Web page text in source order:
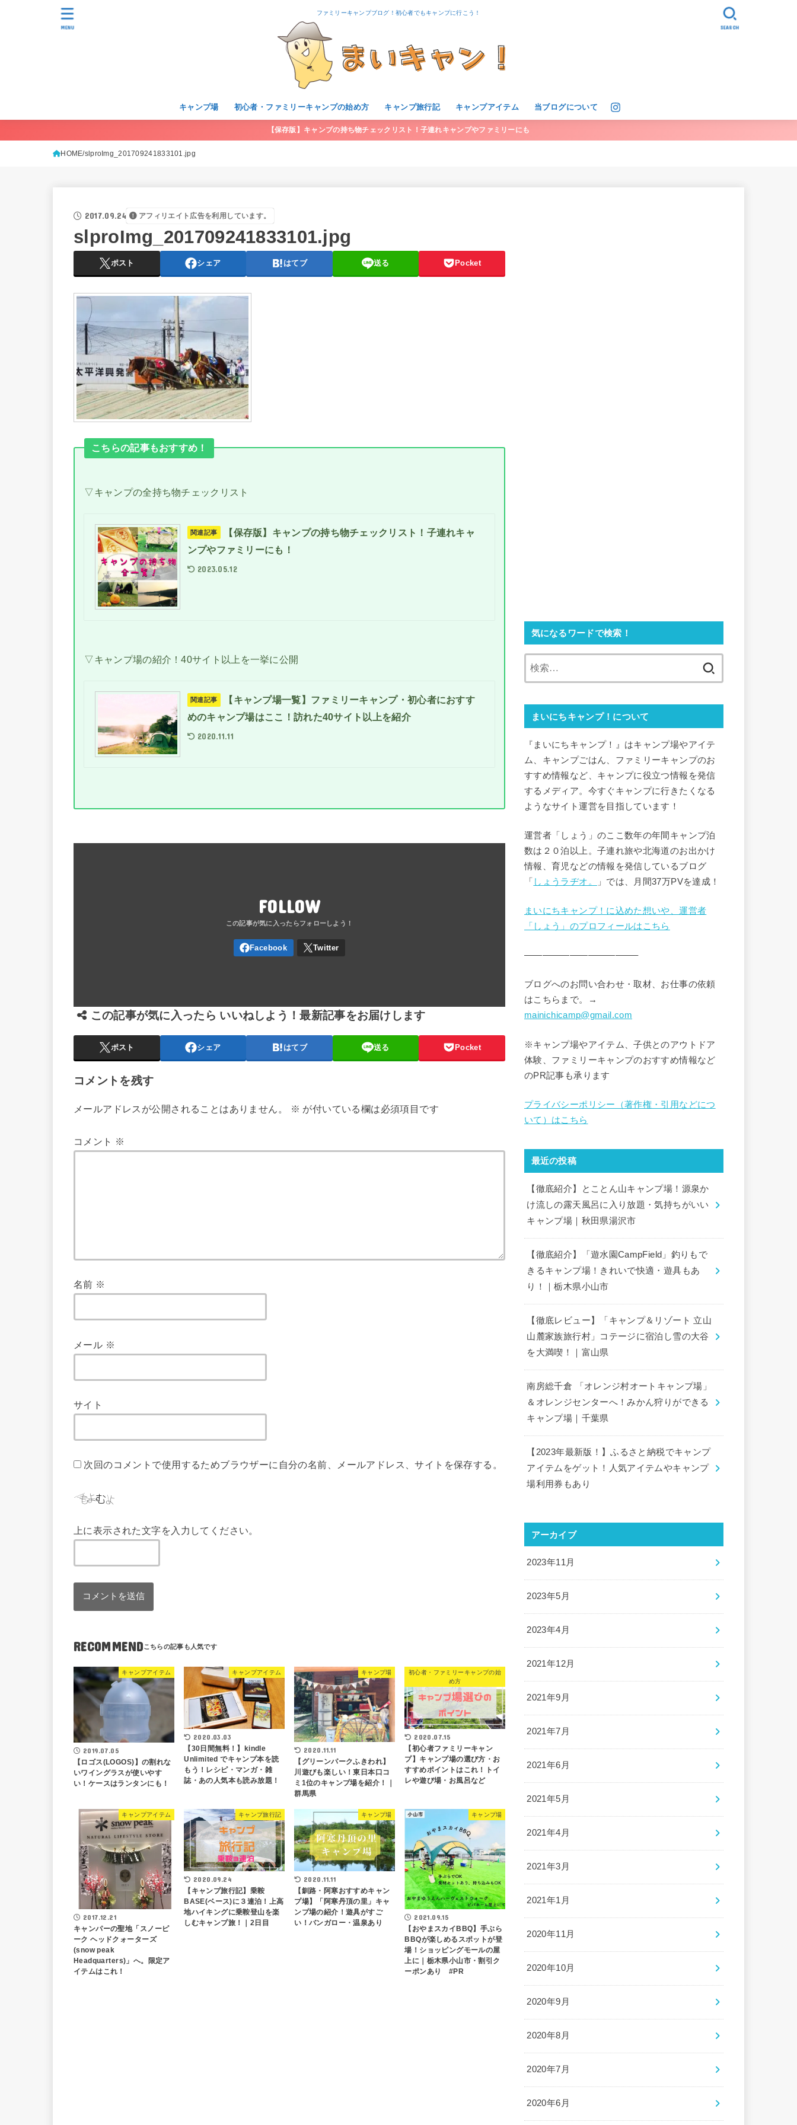
ファミリーキャンプブログ！初心者でもキャンプに行こう！
キャンプ場 初心者・ファミリーキャンプの始め方 キャンプ旅行記 キャンプアイテム 当ブログについて
SEARCH
MENU
【保存版】キャンプの持ち物チェックリスト！子連れキャンプやファミリーにも
HOME slproImg_201709241833101.jpg
2017.09.24 アフィリエイト広告を利用しています。
slproImg_201709241833101.jpg
ポスト シェア はてブ 送る Pocket
こちらの記事もおすすめ！
▽キャンプの全持ち物チェックリスト
関連記事
【保存版】キャンプの持ち物チェックリスト！子連れキャ
ンプやファミリーにも！
2023.05.12
▽キャンプ場の紹介！40サイト以上を一挙に公開
関連記事
【キャンプ場一覧】ファミリーキャンプ・初心者におすす
めのキャンプ場はここ！訪れた40サイト以上を紹介
2020.11.11
FOLLOW
この記事が気に入ったら いいねしよう！最新記事をお届けします
ポスト シェア はてブ 送る Pocket
コメントを残す
メールアドレスが公開されることはありません。 ※ が付いている欄は必須項目です
コメント ※
名前 ※
メール ※
サイト
次回のコメントで使用するためブラウザーに自分の名前、メールアドレス、サイトを保存する。
上に表示された文字を入力してください。
RECOMMEND
キャンプアイテム
2019.07.05
【ロゴス(LOGOS)】の割れな
いワイングラスが使いやす
い！ケースはランタンにも！
キャンプアイテム
2020.03.03
【30日間無料！】kindle
Unlimited でキャンプ本を読
もう！レシピ・マンガ・雑
誌・あの人気本も読み放題！
キャンプ場
2020.11.11
【グリーンパークふきわれ】
川遊びも楽しい！東日本口コ
ミ1位のキャンプ場を紹介！｜
群馬県
初心者・ファミリーキャンプの始
め方
2020.07.15
【初心者ファミリーキャン
プ】キャンプ場の選び方・お
すすめポイントはこれ！トイ
レや遊び場・お風呂など
キャンプアイテム
2017.12.21
キャンパーの聖地「スノーピ
ーク ヘッドクォーターズ
(snow peak
Headquarters)」へ。限定ア
イテムはこれ！
キャンプ旅行記
2020.09.24
【キャンプ旅行記】乗鞍
BASE(ベース)に３連泊！上高
地ハイキングに乗鞍登山を楽
しむキャンプ旅！｜2日目
キャンプ場
2020.11.11
【釧路・阿寒おすすめキャン
プ場】「阿寒丹頂の里」キャ
ンプ場の紹介！遊具がすご
い！バンガロー・温泉あり
キャンプ場
2021.09.15
【おやまスカイBBQ】手ぶら
BBQが楽しめるスポットが登
場！ショッピングモールの屋
上に｜栃木県小山市・割引ク
ーポンあり #PR
気になるワードで検索！
まいにちキャンプ！について
『まいにちキャンプ！』はキャンプ場やアイテ
ム、キャンプごはん、ファミリーキャンプのお
すすめ情報など、キャンプに役立つ情報を発信
するメディア。今すぐキャンプに行きたくなる
ようなサイト運営を目指しています！
運営者「しょう」のここ数年の年間キャンプ泊
数は２０泊以上。子連れ旅や北海道のお出かけ
情報、育児などの情報を発信しているブログ
「 しょうラヂオ。 」では、月間37万PVを達成！
まいにちキャンプ！に込めた想いや、運営者
「しょう」のプロフィールはこちら
————————————–
ブログへのお問い合わせ・取材、お仕事の依頼
はこちらまで。→
mainichicamp@gmail.com
※キャンプ場やアイテム、子供とのアウトドア
体験、ファミリーキャンプのおすすめ情報など
のPR記事も承ります
プライバシーポリシー（著作権・引用などにつ
いて）はこちら
最近の投稿
【徹底紹介】とことん山キャンプ場！源泉か
け流しの露天風呂に入り放題・気持ちがいい
キャンプ場｜秋田県湯沢市
【徹底紹介】「遊水園CampField」釣りもで
きるキャンプ場！きれいで快適・遊具もあ
り！｜栃木県小山市
【徹底レビュー】「キャンプ＆リゾート 立山
山麓家族旅行村」コテージに宿泊し雪の大谷
を大満喫！｜富山県
南房総千倉 「オレンジ村オートキャンプ場」
＆オレンジセンターへ！みかん狩りができる
キャンプ場｜千葉県
【2023年最新版！】ふるさと納税でキャンプ
アイテムをゲット！人気アイテムやキャンプ
場利用券もあり
アーカイブ
2023年11月
2023年5月
2023年4月
2021年12月
2021年9月
2021年7月
2021年6月
2021年5月
2021年4月
2021年3月
2021年1月
2020年11月
2020年10月
2020年9月
2020年8月
2020年7月
2020年6月